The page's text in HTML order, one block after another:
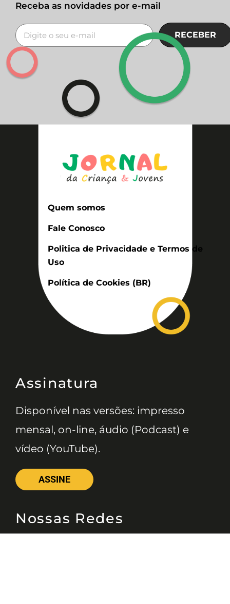
Receba as novidades por e-mail
RECEBER
Quem somos
Fale Conosco
Politica de Privacidade e Termos de
Uso
Política de Cookies (BR)
Assinatura
Disponível nas versões: impresso
mensal, on-line, áudio (Podcast) e
vídeo (YouTube).
ASSINE
Nossas Redes